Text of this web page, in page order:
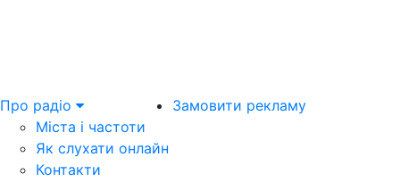
Про радіо
Міста і частоти
Як слухати онлайн
Контакти
Замовити рекламу